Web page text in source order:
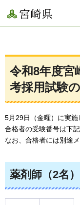
宮崎県
令和8年度宮
考採用試験
5月29日（金曜）に実
合格者の受験番号は下記
なお、合格者には別途
薬剤師（2名）